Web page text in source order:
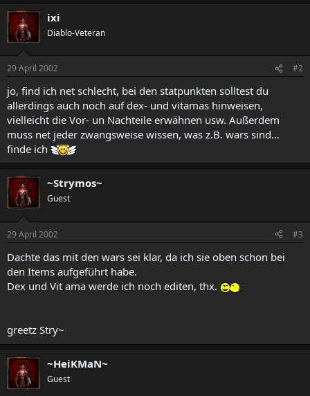
ixi
Diablo-Veteran
29 April 2002 #2
jo, find ich net schlecht, bei den statpunkten solltest du
allerdings auch noch auf dex- und vitamas hinweisen,
vielleicht die Vor- un Nachteile erwähnen usw. Außerdem
muss net jeder zwangsweise wissen, was z.B. wars sind...
finde ich
~Strymos~
Guest
29 April 2002 #3
Dachte das mit den wars sei klar, da ich sie oben schon bei
den Items aufgeführt habe.
Dex und Vit ama werde ich noch editen, thx.
greetz Stry~
~HeiKMaN~
Guest